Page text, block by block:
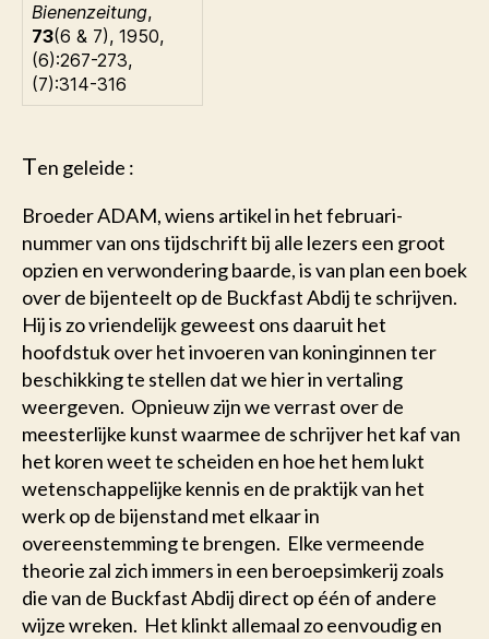
Bienenzeitung,
73(6 & 7), 1950,
(6):267-273,
(7):314-316
Ten geleide :
Broeder ADAM, wiens artikel in het februari-
nummer van ons tijdschrift bij alle lezers een groot
opzien en verwondering baarde, is van plan een boek
over de bijenteelt op de Buckfast Abdij te schrijven.
Hij is zo vriendelijk geweest ons daaruit het
hoofdstuk over het invoeren van koninginnen ter
beschikking te stellen dat we hier in vertaling
weergeven. Opnieuw zijn we verrast over de
meesterlijke kunst waarmee de schrijver het kaf van
het koren weet te scheiden en hoe het hem lukt
wetenschappelijke kennis en de praktijk van het
werk op de bijenstand met elkaar in
overeenstemming te brengen. Elke vermeende
theorie zal zich immers in een beroepsimkerij zoals
die van de Buckfast Abdij direct op één of andere
wijze wreken. Het klinkt allemaal zo eenvoudig en